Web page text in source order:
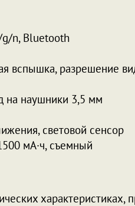
n, Bluetooth
вспышка, разрешение
на наушники 3,5 мм
световой сенсор
мА·ч, съемный
характеристиках,